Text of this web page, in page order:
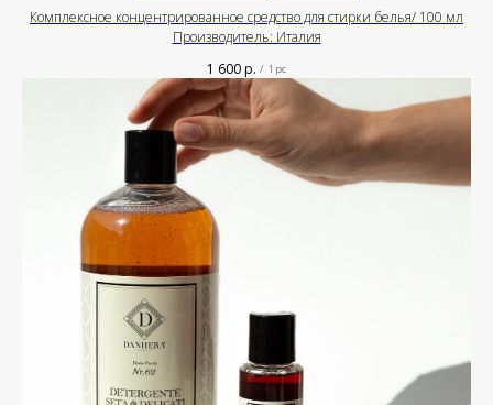
Комплексное концентрированное средство для стирки белья/ 100 мл
Производитель: Италия
1 600р. / 1 pc